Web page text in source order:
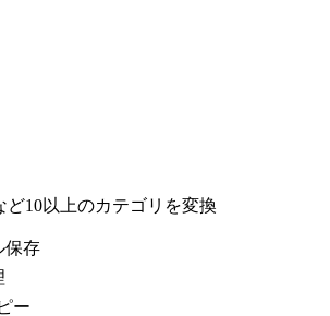
10以上のカテゴリを変換
保存
ー